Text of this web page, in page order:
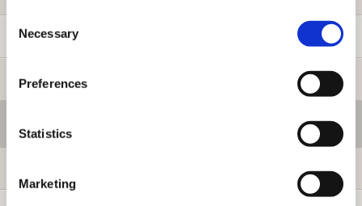
Consent
Selection
Necessary
Preferences
Statistics
Marketing
お問い合わせ
提携サイト募集
会員メニュー